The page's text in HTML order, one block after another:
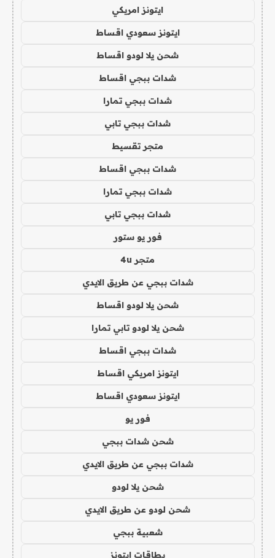
ايتونز امريكي
ايتونز سعودي اقساط
شحن يلا لودو اقساط
شدات ببجي اقساط
شدات ببجي تمارا
شدات ببجي تابي
متجر تقسيط
شدات ببجي اقساط
شدات ببجي تمارا
شدات ببجي تابي
فور يو ستور
متجر 4u
شدات ببجي عن طريق الايدي
شحن يلا لودو اقساط
شحن يلا لودو تابي تمارا
شدات ببجي اقساط
ايتونز امريكي اقساط
ايتونز سعودي اقساط
فور يو
شحن شدات ببجي
شدات ببجي عن طريق الايدي
شحن يلا لودو
شحن لودو عن طريق الايدي
شعبية ببجي
بطاقات ايتونز